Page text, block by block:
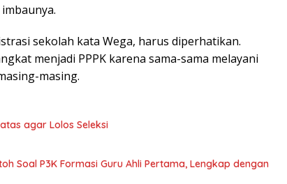
sekolah kata Wega, harus diperhatikan.
menjadi PPPK karena sama-sama melayani
masing.
agar Lolos Seleksi
Soal P3K Formasi Guru Ahli Pertama, Lengkap dengan